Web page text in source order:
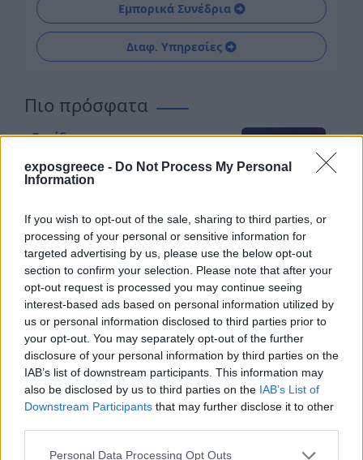
exposgreece - Do Not Process My Personal
Information
If you wish to opt-out of the sale, sharing to third parties, or
processing of your personal or sensitive information for
targeted advertising by us, please use the below opt-out
section to confirm your selection. Please note that after your
opt-out request is processed you may continue seeing
interest-based ads based on personal information utilized by
us or personal information disclosed to third parties prior to
your opt-out. You may separately opt-out of the further
disclosure of your personal information by third parties on the
IAB’s list of downstream participants. This information may
also be disclosed by us to third parties on the IAB’s List of
Downstream Participants that may further disclose it to other
Personal Data Processing Opt Outs
Εμπορικά Συνέδρια
Διαφ. Υπηρεσίες
Πιο πρόσφατα
Συνέδρια
Το 11ο Business Forum
Ελλάδας-Σουηδίας
προς μια ανθεκτική,
καινοτόμο και
ανταγωνιστική Ευρώπη
Διεθνή
H Smart Health Europe
2027 κάνει πρεμιέρα στο
Βερολίνο, στις 26 έως 28
Οκτωβρίου
Ιουλ 30, 2026
Κλαδικά
Ολοκληρώθηκε η 5η Γενική
Συνέλευση του Συνδέσμου
Οργανωτών &
Κατασκευαστών Εκθέσεων